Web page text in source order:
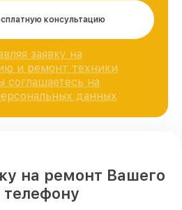
консультацию
заявку на
и ремонт техники
соглашаетесь на
данных
на ремонт Вашего
телефону